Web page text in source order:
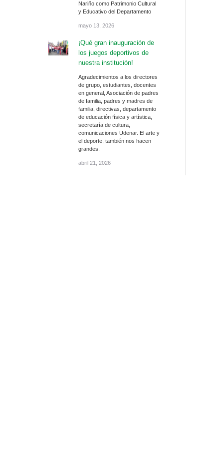
Nariño como Patrimonio Cultural
y Educativo del Departamento
mayo 13, 2026
¡Qué gran inauguración de
los juegos deportivos de
nuestra institución!
Agradecimientos a los directores
de grupo, estudiantes, docentes
en general, Asociación de padres
de familia, padres y madres de
familia, directivas, departamento
de educación física y artística,
secretaría de cultura,
comunicaciones Udenar. El arte y
el deporte, también nos hacen
grandes.
abril 21, 2026